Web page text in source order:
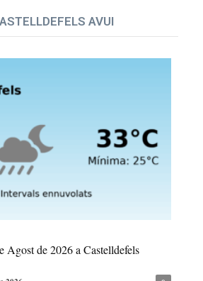
AVUI
Agost de 2026 a Castelldefels